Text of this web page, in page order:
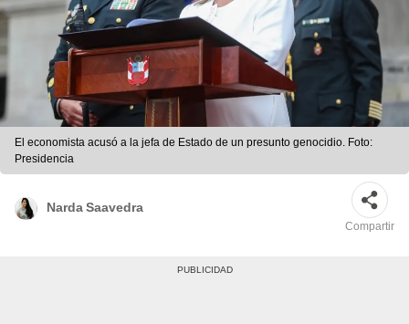
El economista acusó a la jefa de Estado de un presunto genocidio. Foto:
Presidencia
Narda Saavedra
Compartir